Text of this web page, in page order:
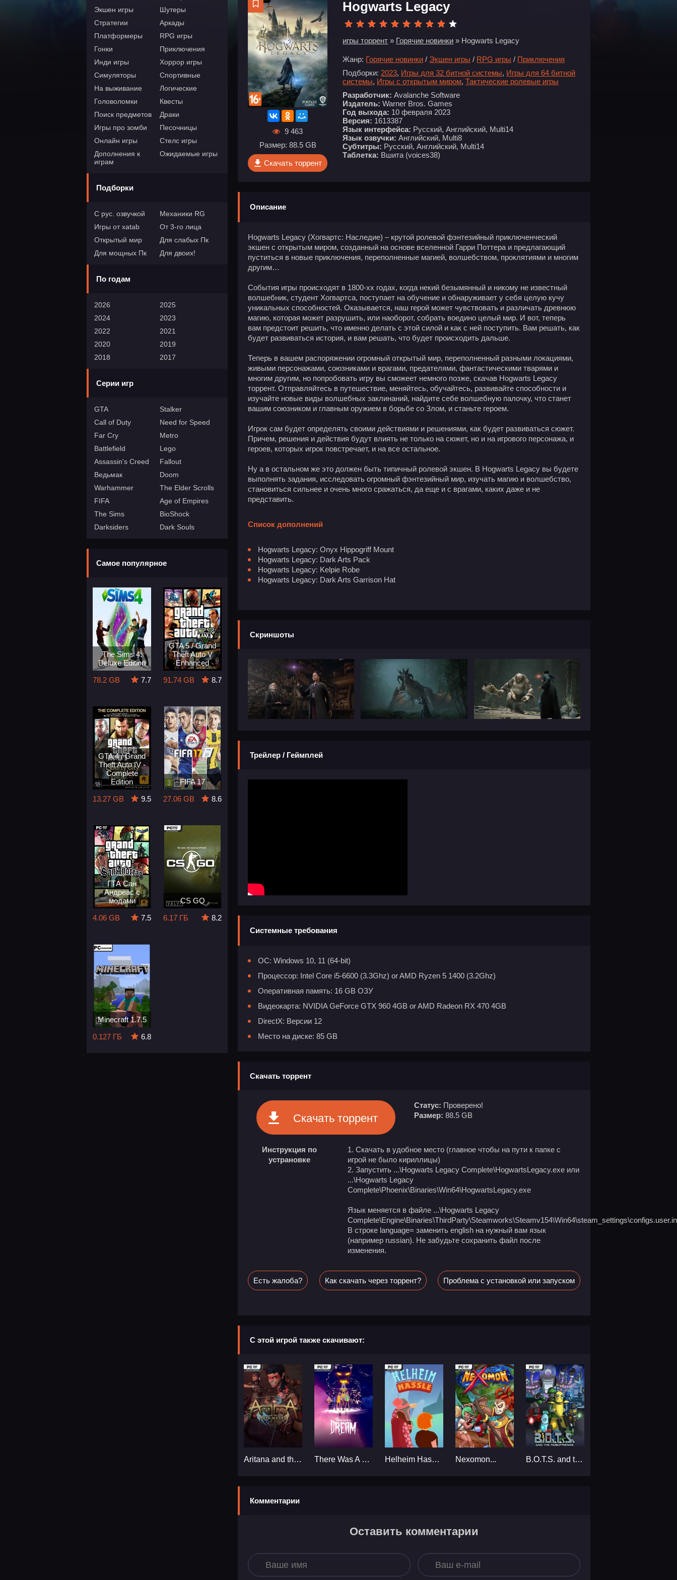
Экшен игры
Шутеры
Стратегии
Аркады
Платформеры
RPG игры
Гонки
Приключения
Инди игры
Хоррор игры
Симуляторы
Спортивные
На выживание
Логические
Головоломки
Квесты
Поиск предметов
Драки
Игры про зомби
Песочницы
Онлайн игры
Стелс игры
Дополнения к
играм
Ожидаемые игры
Подборки
С рус. озвучкой
Механики RG
Игры от xatab
От 3-го лица
Открытый мир
Для слабых Пк
Для мощных Пк
Для двоих!
По годам
2026
2025
2024
2023
2022
2021
2020
2019
2018
2017
Серии игр
GTA
Stalker
Call of Duty
Need for Speed
Far Cry
Metro
Battlefield
Lego
Assassin's Creed
Fallout
Ведьмак
Doom
Warhammer
The Elder Scrolls
FIFA
Age of Empires
The Sims
BioShock
Darksiders
Dark Souls
Самое популярное
The Sims 4:
Deluxe Edition
78.2 GB
7.7
GTA 5 / Grand
Theft Auto V
Enhanced
91.74 GB
8.7
GTA 4 / Grand
Theft Auto IV -
Complete
Edition
13.27 GB
9.5
FIFA 17
27.06 GB
8.6
ГТА Сан
Андреас с
модами
4.06 GB
7.5
CS GO
6.17 ГБ
8.2
Minecraft 1.7.5
0.127 ГБ
6.8
9 463
Размер: 88.5 GB
Скачать торрент
Hogwarts Legacy
игры торрент » Горячие новинки » Hogwarts Legacy
Жанр: Горячие новинки / Экшен игры / RPG игры / Приключения
Подборки: 2023, Игры для 32 битной системы, Игры для 64 битной
системы, Игры с открытым миром,Тактические ролевые игры
Разработчик: Avalanche Software
Издатель: Warner Bros. Games
Год выхода: 10 февраля 2023
Версия: 1613387
Язык интерфейса: Русский, Английский, Multi14
Язык озвучки: Английский, Multi8
Субтитры: Русский, Английский, Multi14
Таблетка: Вшита (voices38)
Описание
Hogwarts Legacy (Хогвартс: Наследие) – крутой ролевой фэнтезийный приключенческий
экшен с открытым миром, созданный на основе вселенной Гарри Поттера и предлагающий
пуститься в новые приключения, переполненные магией, волшебством, проклятиями и многим
другим…
События игры происходят в 1800-хх годах, когда некий безымянный и никому не известный
волшебник, студент Хогвартса, поступает на обучение и обнаруживает у себя целую кучу
уникальных способностей. Оказывается, наш герой может чувствовать и различать древнюю
магию, которая может разрушить, или наоборот, собрать воедино целый мир. И вот, теперь
вам предстоит решить, что именно делать с этой силой и как с ней поступить. Вам решать, как
будет развиваться история, и вам решать, что будет происходить дальше.
Теперь в вашем распоряжении огромный открытый мир, переполненный разными локациями,
живыми персонажами, союзниками и врагами, предателями, фантастическими тварями и
многим другим, но попробовать игру вы сможеет немного позже, скачав Hogwarts Legacy
торрент. Отправляйтесь в путешествие, меняйтесь, обучайтесь, развивайте способности и
изучайте новые виды волшебных заклинаний, найдите себе волшебную палочку, что станет
вашим союзником и главным оружием в борьбе со Злом, и станьте героем.
Игрок сам будет определять своими действиями и решениями, как будет развиваться сюжет.
Причем, решения и действия будут влиять не только на сюжет, но и на игрового персонажа, и
героев, которых игрок повстречает, и на все остальное.
Ну а в остальном же это должен быть типичный ролевой экшен. В Hogwarts Legacy вы будете
выполнять задания, исследовать огромный фэнтезийный мир, изучать магию и волшебство,
становиться сильнее и очень много сражаться, да еще и с врагами, каких даже и не
представить.
Список дополнений
Hogwarts Legacy: Onyx Hippogriff Mount
Hogwarts Legacy: Dark Arts Pack
Hogwarts Legacy: Kelpie Robe
Hogwarts Legacy: Dark Arts Garrison Hat
Скриншоты
Трейлер / Геймплей
Системные требования
ОС: Windows 10, 11 (64-bit)
Процессор: Intel Core i5-6600 (3.3Ghz) or AMD Ryzen 5 1400 (3.2Ghz)
Оперативная память: 16 GB ОЗУ
Видеокарта: NVIDIA GeForce GTX 960 4GB or AMD Radeon RX 470 4GB
DirectX: Версии 12
Место на диске: 85 GB
Скачать торрент
Скачать торрент
Статус: Проверено!
Размер: 88.5 GB
Инструкция по
устрановке
1. Скачать в удобное место (главное чтобы на пути к папке с
игрой не было кириллицы)
2. Запустить ...\Hogwarts Legacy Complete\HogwartsLegacy.exe или
...\Hogwarts Legacy
Complete\Phoenix\Binaries\Win64\HogwartsLegacy.exe
Язык меняется в файле ...\Hogwarts Legacy
В строке language= заменить english на нужный вам язык
(например russian). Не забудьте сохранить файл после
изменения.
Есть жалоба? Как скачать через торрент? Проблема с установкой или запуском
С этой игрой также скачивают:
Aritana and the Twin Masks... There Was A Dream... Helheim Hassle... Nexomon... B.O.T.S. and the Robofriends...
Комментарии
Оставить комментарии